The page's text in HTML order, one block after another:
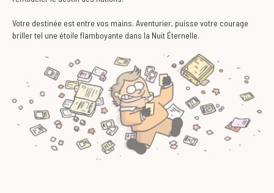
Votre destinée est entre vos mains. Aventurier, puisse votre courage
briller tel une étoile flamboyante dans la Nuit Éternelle.